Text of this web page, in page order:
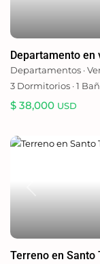
Departamento
Departamentos ·
3 Dormitorios ·1
$ 38,000 USD
Previous
Terreno en Santo